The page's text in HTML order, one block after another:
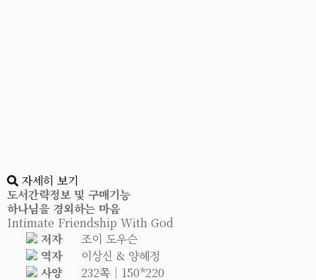
자세히 보기
도서간략정보 및 구매기능
하나님을 경외하는 마음
Intimate Friendship With God
저자
조이 도우슨
역자
이상신 & 양혜정
사양
232쪽│150*220